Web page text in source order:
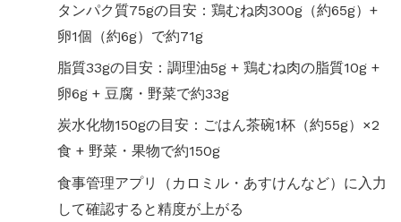
タンパク質75gの目安：鶏むね肉300g（約65g）+
卵1個（約6g）で約71g
脂質33gの目安：調理油5g + 鶏むね肉の脂質10g +
卵6g + 豆腐・野菜で約33g
炭水化物150gの目安：ごはん茶碗1杯（約55g）×2
食 + 野菜・果物で約150g
食事管理アプリ（カロミル・あすけんなど）に入力
して確認すると精度が上がる